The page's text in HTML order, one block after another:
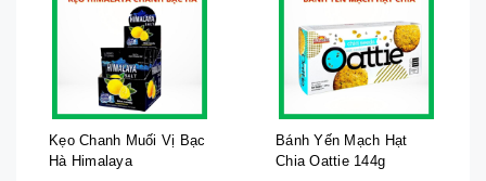
Kẹo Chanh Muối Vị Bạc
Hà Himalaya
Bánh Yến Mạch Hạt
Chia Oattie 144g